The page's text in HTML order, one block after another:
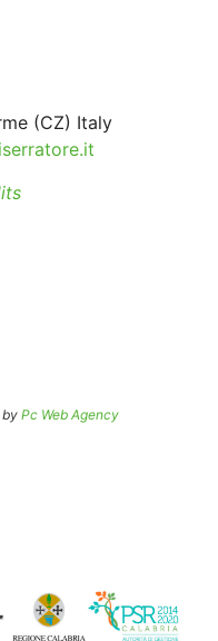
(CZ) Italy
Pc Web Agency